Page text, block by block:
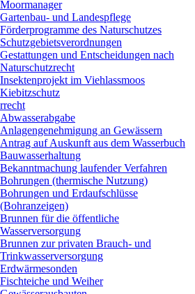
Moormanager
Gartenbau- und Landespflege
Förderprogramme des Naturschutzes
Schutzgebietsverordnungen
Gestattungen und Entscheidungen nach
Naturschutzrecht
Insektenprojekt im Viehlassmoos
Kiebitzschutz
Abwasserabgabe
Anlagengenehmigung an Gewässern
Antrag auf Auskunft aus dem Wasserbuch
Bauwasserhaltung
Bekanntmachung laufender Verfahren
Bohrungen (thermische Nutzung)
Bohrungen und Erdaufschlüsse
(Bohranzeigen)
Brunnen für die öffentliche
Wasserversorgung
Brunnen zur privaten Brauch- und
Trinkwasserversorgung
Erdwärmesonden
Fischteiche und Weiher